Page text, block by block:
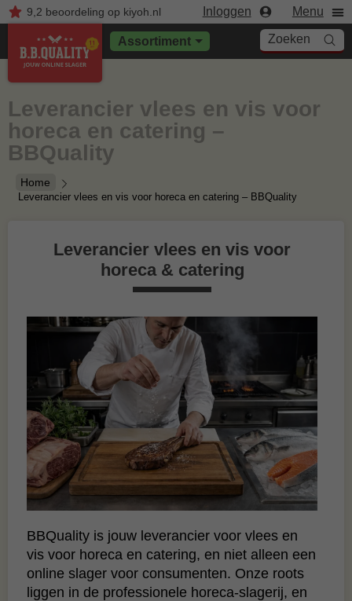
9,2 beoordelingop kiyoh.nl Inloggen Menu
Assortiment Zoeken
Home
Leverancier vlees en vis voor horeca en catering – BBQuality
Leverancier vlees en vis voor
horeca en catering –
BBQuality
Leverancier vlees en vis voor
horeca & catering
BBQuality is jouw leverancier voor vlees en
vis voor horeca en catering, en niet alleen een
online slager voor consumenten. Onze roots
liggen in de professionele horeca‑slagerij, en